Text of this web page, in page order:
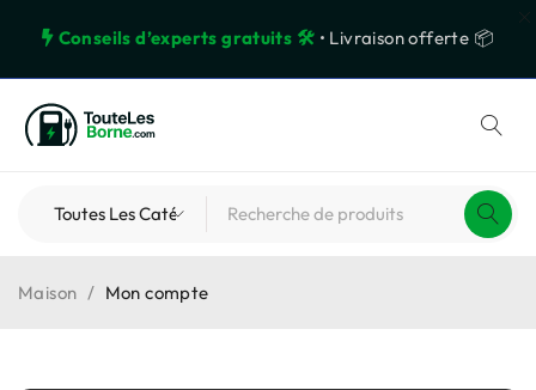
Conseils d’experts gratuits 🛠️ • Livraison offerte 📦
Maison / Mon compte